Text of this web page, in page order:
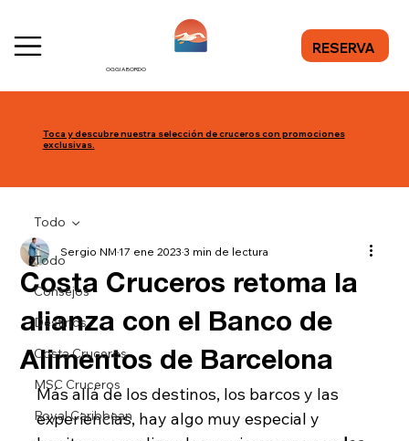
RESERVA
OGGI A BORDO
Toca y descubre nuestra selección de cruceros con promociones
exclusivas.
Todo
Consejos
Destinos
Costa Cruceros
MSC Cruceros
Royal Caribbean
Todo
Costa Cruceros retoma la
alianza con el Banco de
Alimentos de Barcelona
Sergio NM17 ene 20233 min de lectura
Más allá de los destinos, los barcos y las
experiencias, hay algo muy especial y